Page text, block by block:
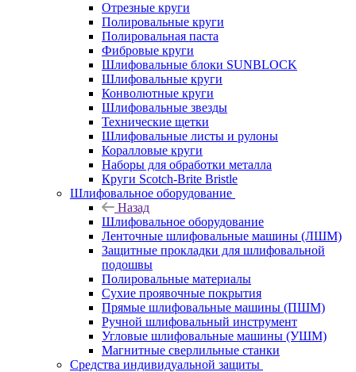
Отрезные круги
Полировальные круги
Полировальная паста
Фибровые круги
Шлифовальные блоки SUNBLOCK
Шлифовальные круги
Конволютные круги
Шлифовальные звезды
Технические щетки
Шлифовальные листы и рулоны
Коралловые круги
Наборы для обработки металла
Круги Scotch-Brite Bristle
Шлифовальное оборудование
Назад
Шлифовальное оборудование
Ленточные шлифовальные машины (ЛШМ)
Защитные прокладки для шлифовальной
подошвы
Полировальные материалы
Сухие проявочные покрытия
Прямые шлифовальные машины (ПШМ)
Ручной шлифовальный инструмент
Угловые шлифовальные машины (УШМ)
Магнитные сверлильные станки
Средства индивидуальной защиты